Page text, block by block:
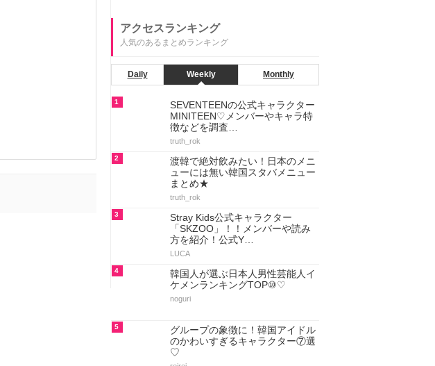
アクセスランキング
人気のあるまとめランキング
Daily Weekly Monthly
1
SEVENTEENの公式キャラクター
MINITEEN♡メンバーやキャラ特
徴などを調査…
truth_rok
2
渡韓で絶対飲みたい！日本のメニ
ューには無い韓国スタバメニュー
まとめ★
truth_rok
3
Stray Kids公式キャラクター
「SKZOO」！！メンバーや読み
方を紹介！公式Y…
LUCA
4
韓国人が選ぶ日本人男性芸能人イ
ケメンランキングTOP⑩♡
noguri
5
グループの象徴に！韓国アイドル
のかわいすぎるキャラクター⑦選
♡